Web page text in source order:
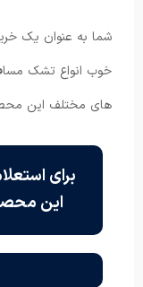
شما به عنوان یک
خوب انواع تشک
های مختلف این
برای
این